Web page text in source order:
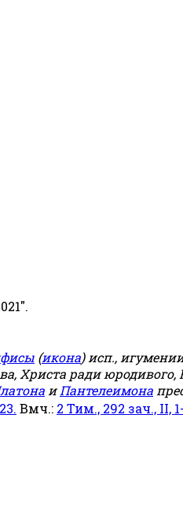
(икона) исп.,
Христа ради юродивого,
иПантелеимона
Вмч.: 2 Тим., 292 зач., II,